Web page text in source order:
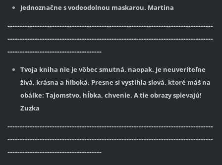
Jednoznačne s vodeodolnou maskarou. Martina
-----------------------------------------------------------------------------------
-----------------------------------------------------------------------------------
--------------------------------------
Tvoja kniha nie je vôbec smutná, naopak. Je neuveriteľne
živá, krásna a hlboká. Presne si vystihla slová, ktoré máš na
obálke: Tajomstvo, hĺbka, chvenie. A tie obrazy spievajú!
Zuzka
-----------------------------------------------------------------------------------
-----------------------------------------------------------------------------------
--------------------------------------